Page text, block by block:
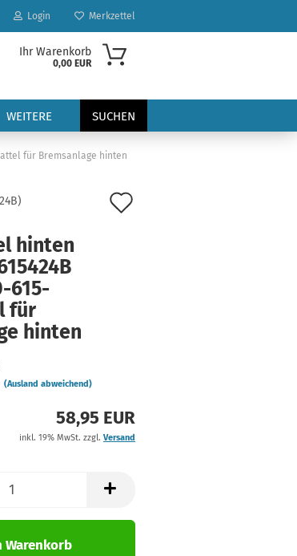
Login Merkzettel
Ihr Warenkorb
0,00 EUR
SUCHEN
WEITERE
für Bremsanlage hinten
)
hinten
615-
für
hinten
(Ausland abweichend)
58,95 EUR
inkl. 19% MwSt. zzgl. Versand
Warenkorb